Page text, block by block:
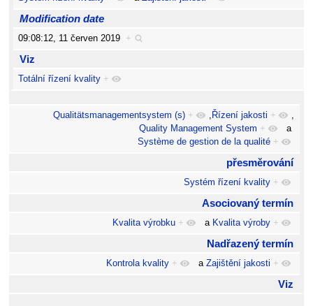
Modification date
09:08:12, 11 červen 2019 +
Viz
Totální řízení kvality +
Qualitätsmanagementsystem (s) + , Řízení jakosti +
,
Quality Management System +
a
Système de gestion de la qualité +
přesměrování
Systém řízení kvality +
Asociovaný termín
Kvalita výrobku + a Kvalita výroby +
Nadřazený termín
Kontrola kvality + aZajištění jakosti +
Viz